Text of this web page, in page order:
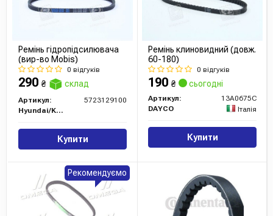
Ремінь гідропідсилювача
(вир-во Mobis)
0 відгуків
290 ₴ склад
Артикул:
5723129100
Hyundai/Kia/Mobis
Купити
Ремінь клиновидний (довж.
60-180)
0 відгуків
190 ₴ сьогодні
Артикул:
13A0675C
DAYCO
Італія
Купити
Рекомендуємо